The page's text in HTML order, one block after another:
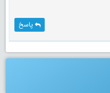
پاسخ